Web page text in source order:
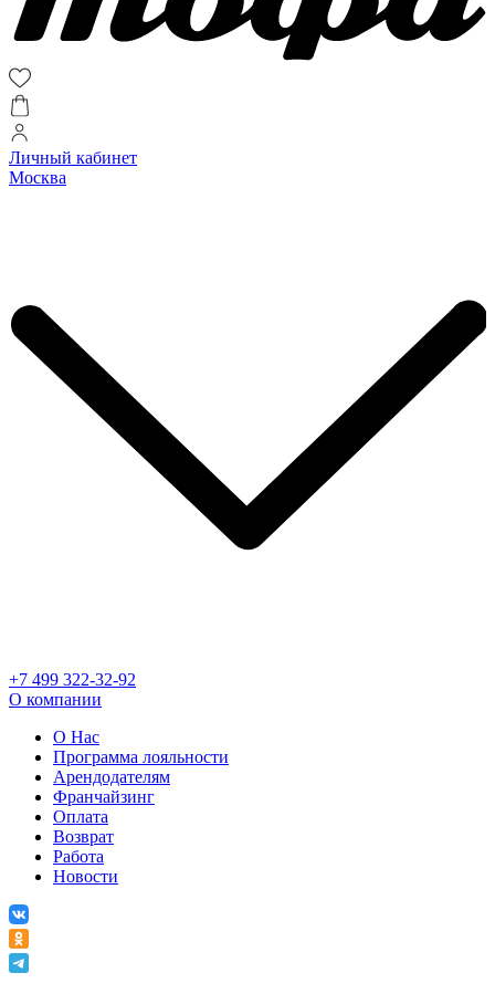
Личный кабинет
Москва
+7 499 322-32-92
О компании
О Нас
Программа лояльности
Арендодателям
Франчайзинг
Оплата
Возврат
Работа
Новости